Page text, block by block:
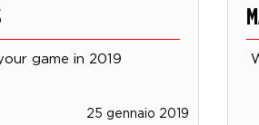
game in 2019
25 gennaio 2019